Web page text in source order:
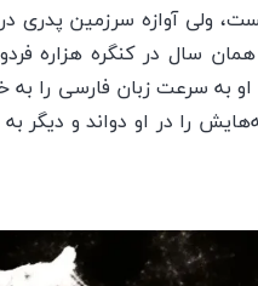
ولی آوازه سرزمین
در همان سال در کنگره
او به سرعت زبان فارسی را